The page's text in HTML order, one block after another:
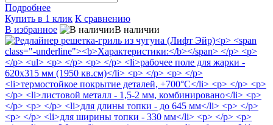
Подробнее
Купить в 1 клик К сравнению
В избранное
В наличии